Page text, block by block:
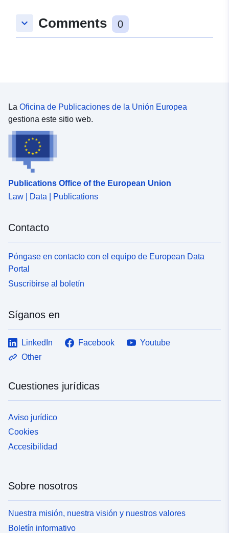
keyboard_arrow_down Comments 0
La Oficina de Publicaciones de la Unión Europea
gestiona este sitio web.
Publications Office of the European Union
Law | Data | Publications
Contacto
Póngase en contacto con el equipo de European Data
Portal
Suscribirse al boletín
Síganos en
LinkedIn Facebook
Youtube
Other
Cuestiones jurídicas
Aviso jurídico
Cookies
Accesibilidad
Sobre nosotros
Nuestra misión, nuestra visión y nuestros valores
Boletín informativo